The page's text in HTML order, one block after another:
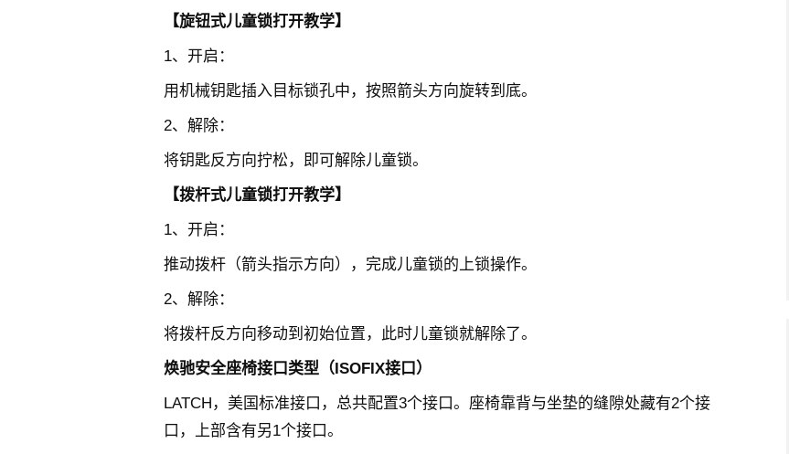
【旋钮式儿童锁打开教学】
1、开启：
用机械钥匙插入目标锁孔中，按照箭头方向旋转到底。
2、解除：
将钥匙反方向拧松，即可解除儿童锁。
【拨杆式儿童锁打开教学】
1、开启：
推动拨杆（箭头指示方向），完成儿童锁的上锁操作。
2、解除：
将拨杆反方向移动到初始位置，此时儿童锁就解除了。
焕驰安全座椅接口类型（ISOFIX接口）
LATCH，美国标准接口，总共配置3个接口。座椅靠背与坐垫的缝隙处藏有2个接
口，上部含有另1个接口。